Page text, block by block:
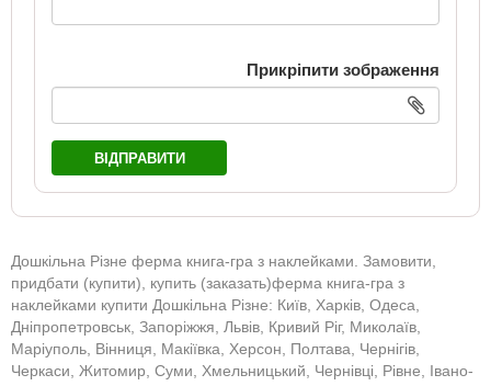
Прикріпити зображення
ВІДПРАВИТИ
Дошкільна Різне ферма книга-гра з наклейками. Замовити,
придбати (купити), купить (заказать)ферма книга-гра з
наклейками купити Дошкільна Різне: Київ, Харків, Одеса,
Дніпропетровськ, Запоріжжя, Львів, Кривий Ріг, Миколаїв,
Маріуполь, Вінниця, Макіївка, Херсон, Полтава, Чернігів,
Черкаси, Житомир, Суми, Хмельницький, Чернівці, Рівне, Івано-